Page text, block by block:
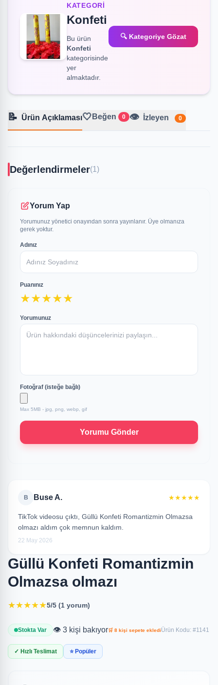
KATEGORI
Konfeti
Bu ürün
Konfeti
kategorisinde
yer
almaktadır.
🔍 Kategoriye Gözat
📝 Ürün Açıklaması🤍 Beğen 0 👁️ İzleyen 0
Değerlendirmeler(1)
Yorum Yap
Yorumunuz yönetici onayından sonra yayınlanır. Üye olmanıza
gerek yoktur.
Adınız
Puanınız
★★★★★
Yorumunuz
Fotoğraf (isteğe bağlı)
Max 5MB - jpg, png, webp, gif
Yorumu Gönder
B Buse A. ★★★★★
TikTok videosu çıktı, Güllü Konfeti Romantizmin Olmazsa
olmazı aldım çok memnun kaldım.
22 May 2026
Güllü Konfeti Romantizmin
Olmazsa olmazı
★★★★★5/5 (1 yorum)
Stokta Var 👁️ 3 kişi bakıyor🛒 8 kişi sepete eklediÜrün Kodu: #1141
✓ Hızlı Teslimat ⭐ Popüler